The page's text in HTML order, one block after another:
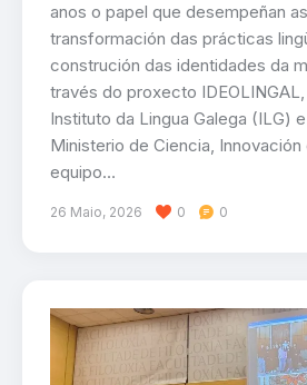
anos o papel que desempeñan
transformación das prácticas
construción das identidades da
través do proxecto
Instituto da Lingua Galega (ILG)
Ministerio de Ciencia,
equipo…
26 Maio, 2026 0 0